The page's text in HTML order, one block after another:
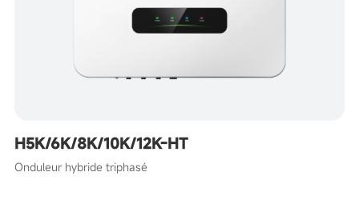
H5K/6K/8K/10K/12K-HT
Onduleur hybride triphasé